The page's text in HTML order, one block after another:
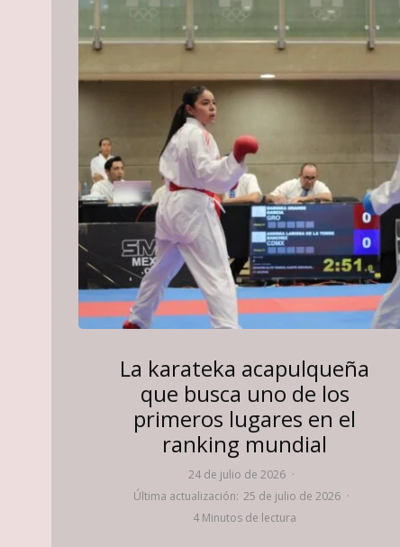
La karateka acapulqueña
que busca uno de los
primeros lugares en el
ranking mundial
24 de julio de 2026 ·
Última actualización: 25 de julio de 2026 ·
4 Minutos de lectura